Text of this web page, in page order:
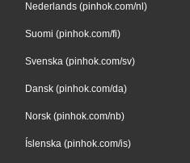
Nederlands (pinhok.com/nl)
Suomi (pinhok.com/fi)
Svenska (pinhok.com/sv)
Dansk (pinhok.com/da)
Norsk (pinhok.com/nb)
Íslenska (pinhok.com/is)